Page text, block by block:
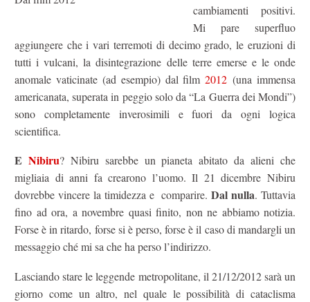
cambiamenti positivi.
Mi pare superfluo
aggiungere che i vari terremoti di decimo grado, le eruzioni di
tutti i vulcani, la disintegrazione delle terre emerse e le onde
anomale vaticinate (ad esempio) dal film2012 (una immensa
americanata, superata in peggio solo da “La Guerra dei Mondi”)
sono completamente inverosimili e fuori da ogni logica
scientifica.
E Nibiru? Nibiru sarebbe un pianeta abitato da alieni che
migliaia di anni fa crearono l’uomo. Il 21 dicembre Nibiru
dovrebbe vincere la timidezza e comparire.Dal nulla. Tuttavia
fino ad ora, a novembre quasi finito, non ne abbiamo notizia.
Forse è in ritardo, forse si è perso, forse è il caso di mandargli un
messaggio ché mi sa che ha perso l’indirizzo.
Lasciando stare le leggende metropolitane, il 21/12/2012 sarà un
giorno come un altro, nel quale le possibilità di cataclisma